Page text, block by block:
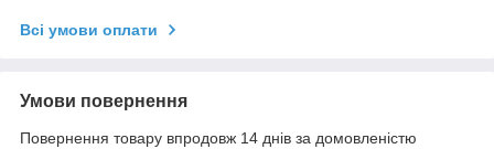
Всі умови оплати
Умови повернення
Повернення товару впродовж 14 днів за домовленістю